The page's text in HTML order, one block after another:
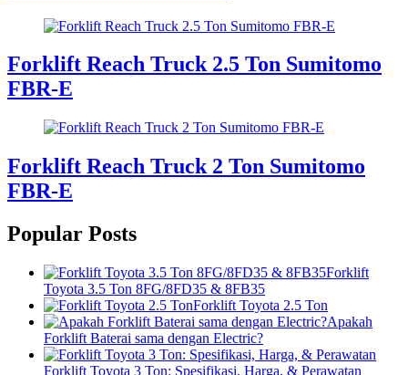
Forklift Reach Truck 2.5 Ton Sumitomo
FBR-E
Forklift Reach Truck 2 Ton Sumitomo
FBR-E
Popular Posts
Forklift
Toyota 3.5 Ton 8FG/8FD35 & 8FB35
Forklift Toyota 2.5 Ton
Apakah
Forklift Baterai sama dengan Electric?
Forklift Toyota 3 Ton: Spesifikasi, Harga, & Perawatan